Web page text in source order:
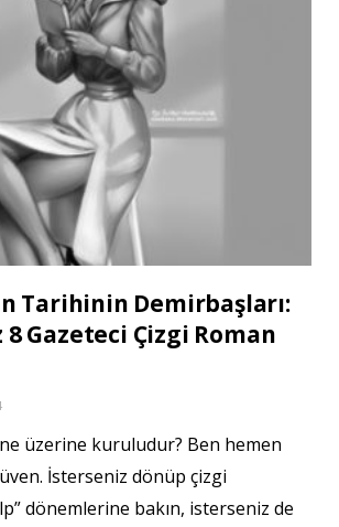
Tarihinin Demirbaşları:
Gazeteci Çizgi Roman
üzerine kuruludur? Ben hemen
İsterseniz dönüp çizgi
dönemlerine bakın, isterseniz de